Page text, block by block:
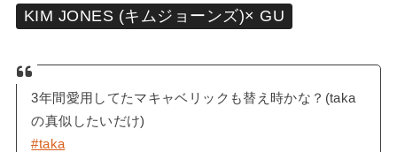
KIM JONES (キムジョーンズ)× GU
3年間愛用してたマキャベリックも替え時かな？(taka
の真似したいだけ)
#taka